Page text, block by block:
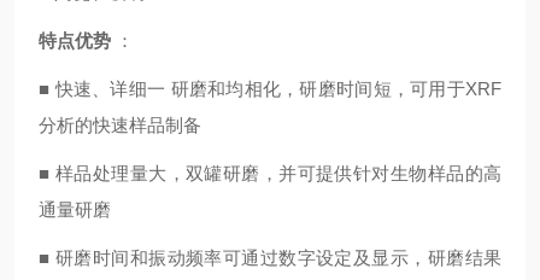
特点优势 ：
■ 快速、详细一 研磨和均相化，研磨时间短，可用于XRF
分析的快速样品制备
■ 样品处理量大，双罐研磨，并可提供针对生物样品的高
通量研磨
■ 研磨时间和振动频率可通过数字设定及显示，研磨结果